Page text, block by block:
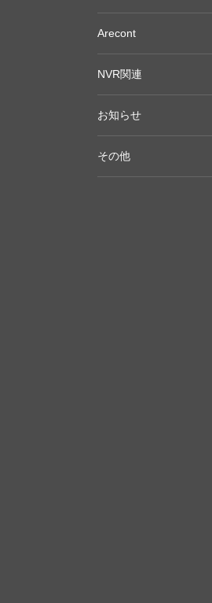
Arecont
NVR関連
お知らせ
その他